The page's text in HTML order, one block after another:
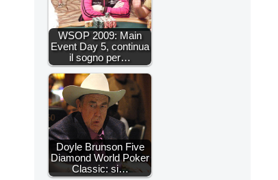
WSOP 2009: Main
Event Day 5, continua
il sogno per…
Doyle Brunson Five
Diamond World Poker
Classic: si…